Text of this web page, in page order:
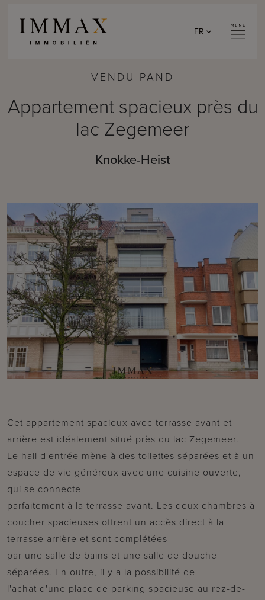
FR
VENDU PAND
Appartement spacieux près du
lac Zegemeer
Knokke-Heist
Cet appartement spacieux avec terrasse avant et
arrière est idéalement situé près du lac Zegemeer.
Le hall d'entrée mène à des toilettes séparées et à un
espace de vie généreux avec une cuisine ouverte,
qui se connecte
parfaitement à la terrasse avant. Les deux chambres à
coucher spacieuses offrent un accès direct à la
terrasse arrière et sont complétées
par une salle de bains et une salle de douche
séparées. En outre, il y a la possibilité de
l'achat d'une place de parking spacieuse au rez-de-